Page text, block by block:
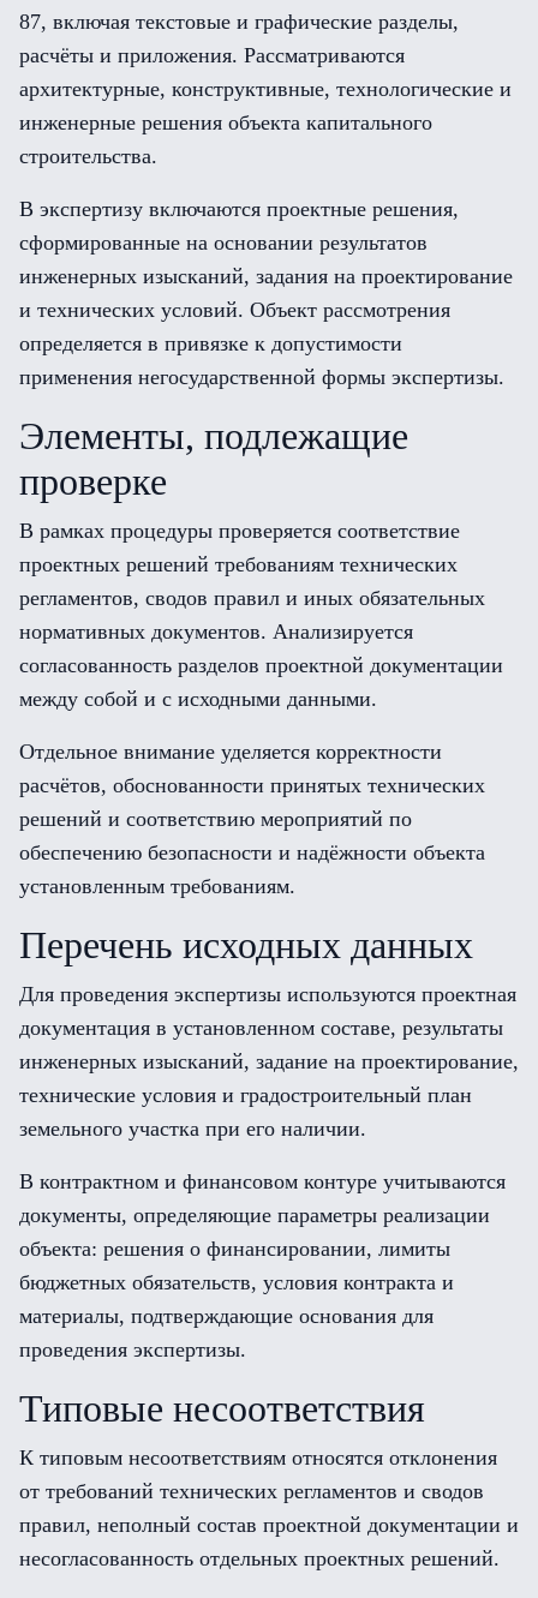
87, включая текстовые и графические разделы,
расчёты и приложения. Рассматриваются
архитектурные, конструктивные, технологические и
инженерные решения объекта капитального
строительства.
В экспертизу включаются проектные решения,
сформированные на основании результатов
инженерных изысканий, задания на проектирование
и технических условий. Объект рассмотрения
определяется в привязке к допустимости
применения негосударственной формы экспертизы.
Элементы, подлежащие
проверке
В рамках процедуры проверяется соответствие
проектных решений требованиям технических
регламентов, сводов правил и иных обязательных
нормативных документов. Анализируется
согласованность разделов проектной документации
между собой и с исходными данными.
Отдельное внимание уделяется корректности
расчётов, обоснованности принятых технических
решений и соответствию мероприятий по
обеспечению безопасности и надёжности объекта
установленным требованиям.
Перечень исходных данных
Для проведения экспертизы используются проектная
документация в установленном составе, результаты
инженерных изысканий, задание на проектирование,
технические условия и градостроительный план
земельного участка при его наличии.
В контрактном и финансовом контуре учитываются
документы, определяющие параметры реализации
объекта: решения о финансировании, лимиты
бюджетных обязательств, условия контракта и
материалы, подтверждающие основания для
проведения экспертизы.
Типовые несоответствия
К типовым несоответствиям относятся отклонения
от требований технических регламентов и сводов
правил, неполный состав проектной документации и
несогласованность отдельных проектных решений.